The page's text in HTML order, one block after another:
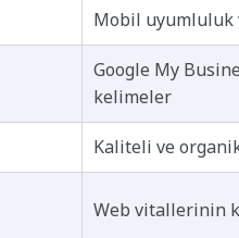
Mobil uyumluluk
Google My
kelimeler
Kaliteli ve
Web vitallerinin